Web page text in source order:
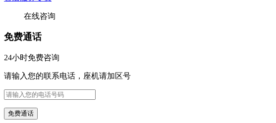
在线咨询
免费通话
24小时免费咨询
请输入您的联系电话，座机请加区号
免费通话